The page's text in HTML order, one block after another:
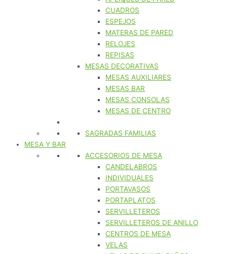
CUADROS
ESPEJOS
MATERAS DE PARED
RELOJES
REPISAS
MESAS DECORATIVAS
MESAS AUXILIARES
MESAS BAR
MESAS CONSOLAS
MESAS DE CENTRO
SAGRADAS FAMILIAS
MESA Y BAR
ACCESORIOS DE MESA
CANDELABROS
INDIVIDUALES
PORTAVASOS
PORTAPLATOS
SERVILLETEROS
SERVILLETEROS DE ANILLO
CENTROS DE MESA
VELAS